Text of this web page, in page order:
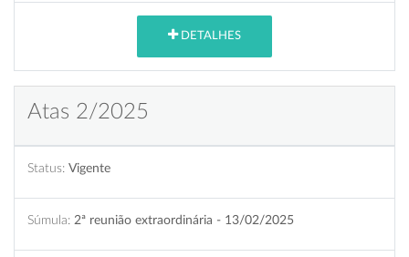
DETALHES
Atas 2/2025
Status: Vigente
Súmula: 2ª reunião extraordinária - 13/02/2025